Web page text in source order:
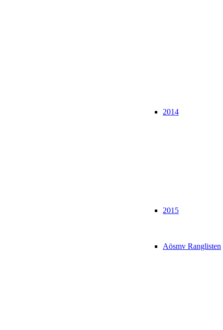
2014
2015
Aösmv Ranglisten